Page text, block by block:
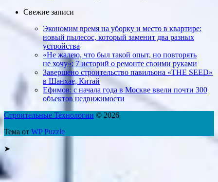
Свежие записи
Экономим время на уборку и место в квартире:
новый пылесос, который заменит два разных
устройства
«Не жалею, что был такой опыт, но повто­рять
не хочу»: 7 историй о ремонте своими руками
Завершено строительство павильона «THE SEED»
в Шанхае, Китай
Ефимов: с начала года в Москве ввели почти 300
объектов недвижимости
Строительные Технологии © 2026
Тема от WP Puzzle
➤